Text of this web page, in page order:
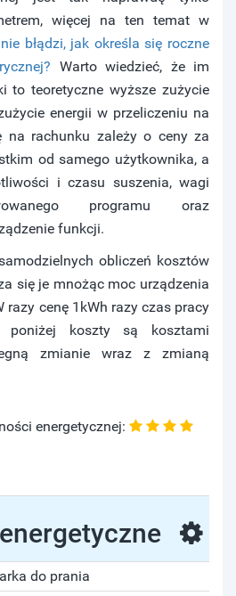
więcej na ten temat w
błądzi, jak określa się roczne
Warto wiedzieć, że im
to teoretyczne wyższe zużycie
energii w przeliczeniu na
na rachunku zależy o ceny za
od samego użytkownika, a
i czasu suszenia, wagi
programu oraz
funkcji.
obliczeń kosztów
się je mnożąc moc urządzenia
razy cenę 1kWh razy czas pracy
poniżej koszty są kosztami
zmianie wraz z zmianą
energetycznej:
do prania